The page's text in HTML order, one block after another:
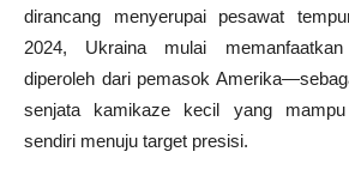
dirancang menyerupai pesawat
2024, Ukraina mulai
diperoleh dari pemasok
senjata kamikaze kecil yang
sendiri menuju target presisi.